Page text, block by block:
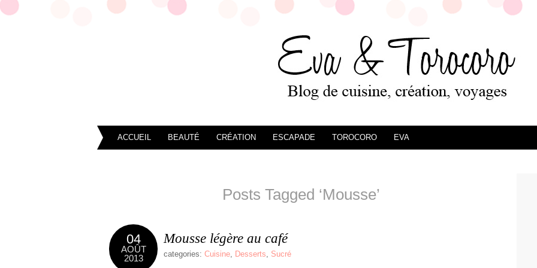
ACCUEIL BEAUTÉ CRÉATION ESCAPADE TOROCORO EVA
Posts Tagged ‘Mousse’
04
AOÛT
2013
Mousse légère au café
categories: Cuisine, Desserts, Sucré